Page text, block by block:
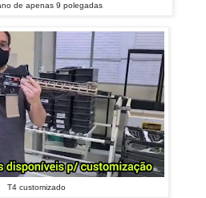
de apenas 9 polegadas
T4 customizado